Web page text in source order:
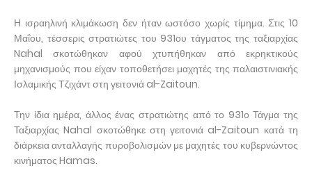
Η ισραηλινή κλιμάκωση δεν ήταν ωστόσο χωρίς τίμημα. Στις 10
Μαΐου, τέσσερις στρατιώτες του 931ου τάγματος της ταξιαρχίας
Nahal σκοτώθηκαν αφού χτυπήθηκαν από εκρηκτικούς
μηχανισμούς που είχαν τοποθετήσει μαχητές της παλαιστινιακής
Ισλαμικής Τζιχάντ στη γειτονιά al-Zaitoun.
Την ίδια ημέρα, άλλος ένας στρατιώτης από το 931ο Τάγμα της
Ταξιαρχίας Nahal σκοτώθηκε στη γειτονιά al-Zaitoun κατά τη
διάρκεια ανταλλαγής πυροβολισμών με μαχητές του κυβερνώντος
κινήματος Hamas.